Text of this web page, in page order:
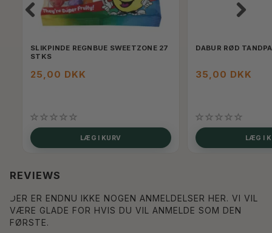
SLIKPINDE REGNBUE SWEETZONE 27
STKS
25,00 DKK
LÆG I KURV
DABUR RØD
35,00 DKK
LÆG I
REVIEWS
DER ER ENDNU IKKE NOGEN ANMELDELSER HER. VI VIL
VÆRE GLADE FOR HVIS DU VIL ANMELDE SOM DEN
FØRSTE.